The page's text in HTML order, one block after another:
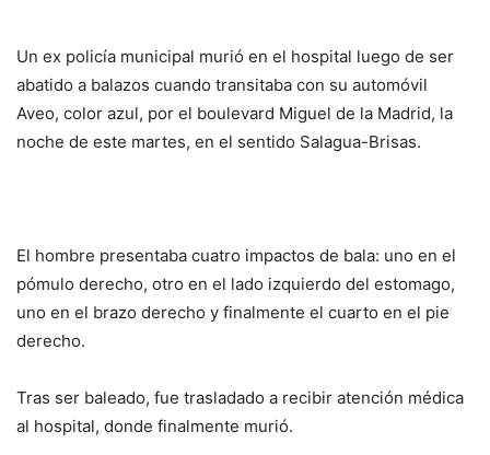
Un ex policía municipal murió en el hospital luego de ser
abatido a balazos cuando transitaba con su automóvil
Aveo, color azul, por el boulevard Miguel de la Madrid, la
noche de este martes, en el sentido Salagua-Brisas.
El hombre presentaba cuatro impactos de bala: uno en el
pómulo derecho, otro en el lado izquierdo del estomago,
uno en el brazo derecho y finalmente el cuarto en el pie
derecho.
Tras ser baleado, fue trasladado a recibir atención médica
al hospital, donde finalmente murió.